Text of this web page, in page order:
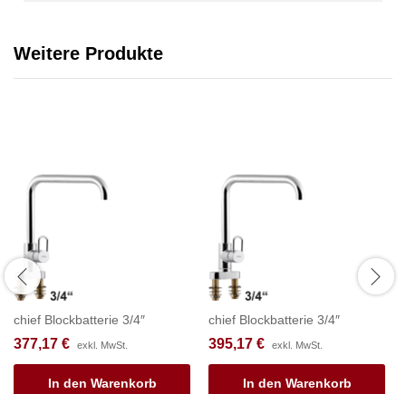
Weitere Produkte
chief Blockbatterie 3/4″
377,17 € exkl. MwSt.
In den Warenkorb
chief Blockbatterie 3/4″
395,17 € exkl. MwSt.
In den Warenkorb